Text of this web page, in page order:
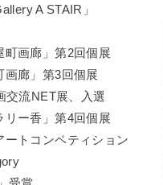
A STAIR」
画廊」第2回個展
画廊」第3回個展
交流NET展、入選
リー香」第4回個展
ートコンペティション